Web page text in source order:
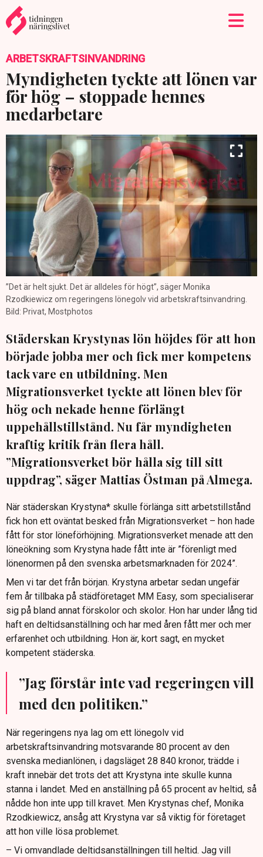
ARBETSKRAFTSINVANDRING
Myndigheten tyckte att lönen var
för hög – stoppade hennes
medarbetare
”Det är helt sjukt. Det är alldeles för högt”, säger Monika
Rzodkiewicz om regeringens lönegolv vid arbetskraftsinvandring.
Bild: Privat, Mostphotos
Städerskan Krystynas lön höjdes för att hon
började jobba mer och fick mer kompetens
tack vare en utbildning. Men
Migrationsverket tyckte att lönen blev för
hög och nekade henne förlängt
uppehållstillstånd. Nu får myndigheten
kraftig kritik från flera håll.
”Migrationsverket bör hålla sig till sitt
uppdrag”, säger Mattias Östman på Almega.
När städerskan Krystyna* skulle förlänga sitt arbetstillstånd
fick hon ett oväntat besked från Migrationsverket – hon hade
fått för stor löneförhöjning. Migrationsverket menade att den
löneökning som Krystyna hade fått inte är ”förenligt med
lönenormen på den svenska arbetsmarknaden för 2024”.
Men vi tar det från början. Krystyna arbetar sedan ungefär
fem år tillbaka på städföretaget MM Easy, som specialiserar
sig på bland annat förskolor och skolor. Hon har under lång tid
haft en deltidsanställning och har med åren fått mer och mer
erfarenhet och utbildning. Hon är, kort sagt, en mycket
kompetent städerska.
”Jag förstår inte vad regeringen vill
med den politiken.”
När regeringens nya lag om ett lönegolv vid
arbetskraftsinvandring motsvarande 80 procent av den
svenska medianlönen, i dagsläget 28 840 kronor, trädde i
kraft innebär det trots det att Krystyna inte skulle kunna
stanna i landet. Med en anställning på 65 procent av heltid, så
nådde hon inte upp till kravet. Men Krystynas chef, Monika
Rzodkiewicz, ansåg att Krystyna var så viktig för företaget
att hon ville lösa problemet.
– Vi omvandlade deltidsanställningen till heltid. Jag vill